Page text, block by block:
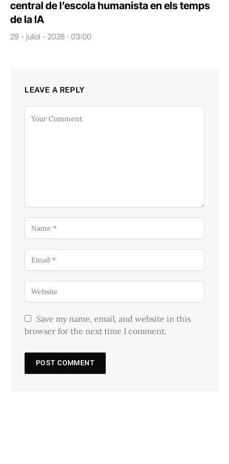
central de l’escola humanista en els temps
de la IA
29 - juliol - 2026 · 03:00
LEAVE A REPLY
Save my name, email, and website in this
browser for the next time I comment.